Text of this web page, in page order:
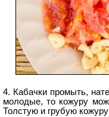
4. Кабачки промыть,
молодые, то кожуру
Толстую и грубую